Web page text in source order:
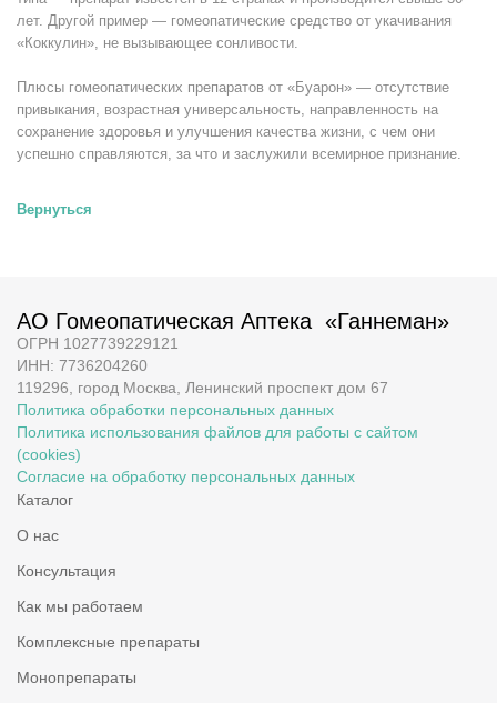
лет. Другой пример — гомеопатические средство от укачивания
«Коккулин», не вызывающее сонливости.
Плюсы гомеопатических препаратов от «Буарон» — отсутствие
привыкания, возрастная универсальность, направленность на
сохранение здоровья и улучшения качества жизни, с чем они
успешно справляются, за что и заслужили всемирное признание.
Вернуться
АО Гомеопатическая Аптека «Ганнеман»
ОГРН 1027739229121
ИНН: 7736204260
119296, город Москва, Ленинский проспект дом 67
Политика обработки персональных данных
Политика использования файлов для работы с сайтом
(cookies)
Согласие на обработку персональных данных
Каталог
О нас
Консультация
Как мы работаем
Комплексные препараты
Монопрепараты